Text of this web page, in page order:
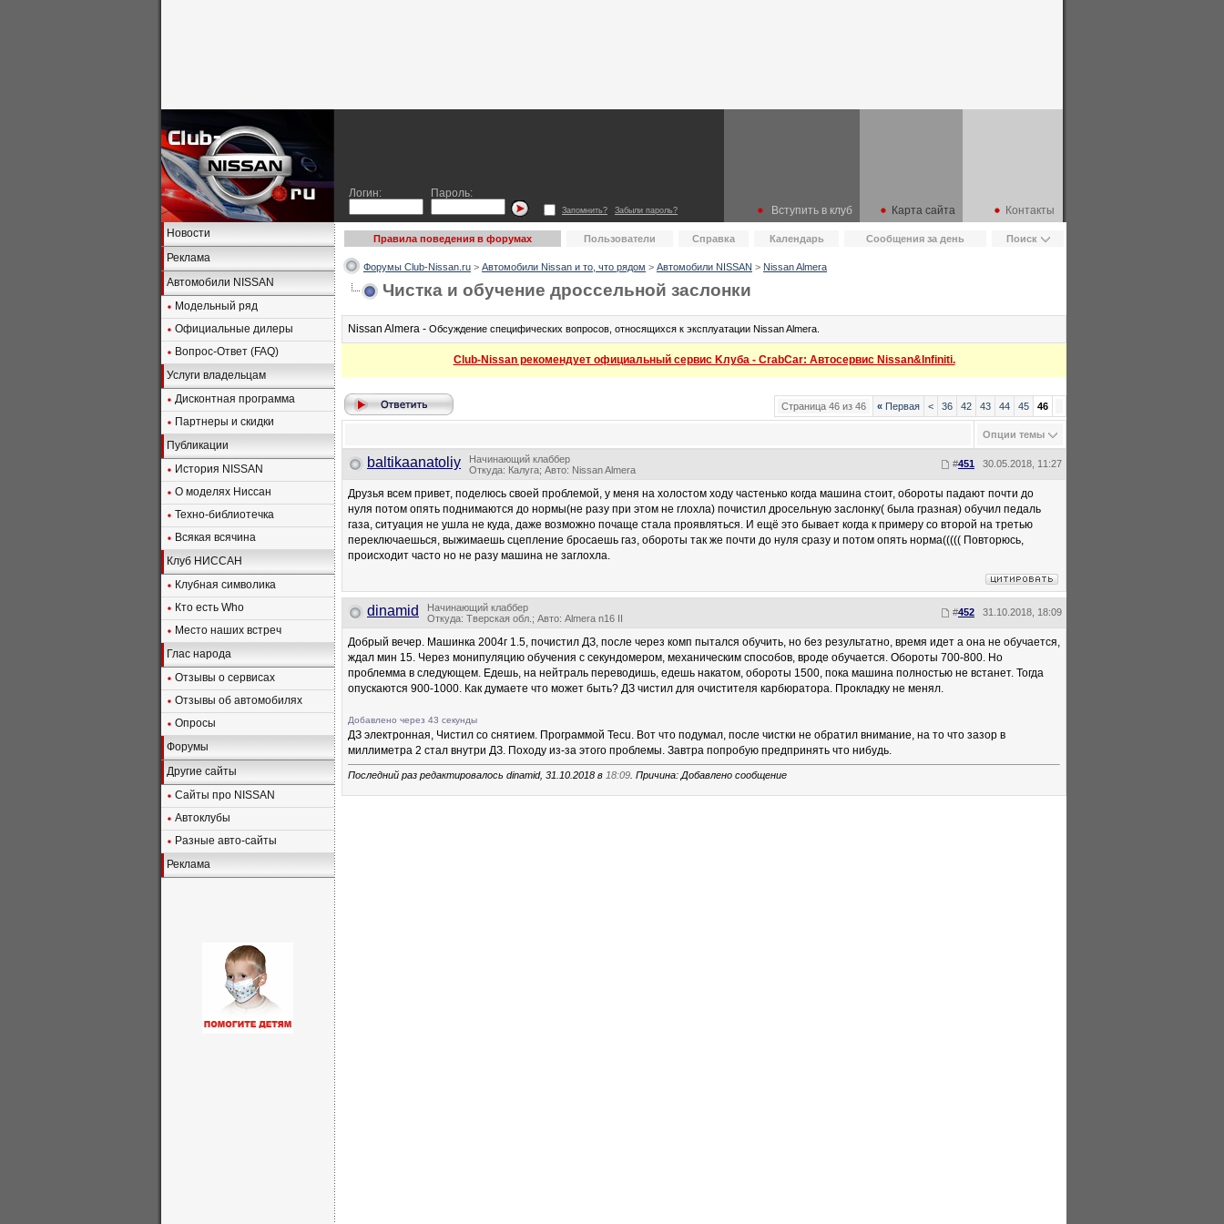
Логин: Пароль:
Запомнить? Забыли пароль? Вступить в клуб Карта сайта
Контакты
Новости
Реклама
Автомобили NISSAN
Модельный ряд
Официальные дилеры
Вопрос-Ответ (FAQ)
Услуги владельцам
Дисконтная программа
Партнеры и скидки
Публикации
История NISSAN
О моделях Ниссан
Техно-библиотечка
Всякая всячина
Клуб НИССАН
Клубная символика
Кто есть Who
Место наших встреч
Глас народа
Отзывы о сервисах
Отзывы об автомобилях
Опросы
Форумы
Другие сайты
Сайты про NISSAN
Автоклубы
Разные авто-сайты
Реклама
Правила поведения в форумах Пользователи Справка Календарь Сообщения за день Поиск
Форумы Club-Nissan.ru > Автомобили Nissan и то, что рядом > Автомобили NISSAN > Nissan Almera
Чистка и обучение дроссельной заслонки
Nissan Almera - Обсуждение специфических вопросов, относящихся к эксплуатации Nissan Almera.
Club-Nissan рекомендует официальный сервис Kлуба - CrabCar: Автосервис Nissan&Infiniti.
Страница 46 из 46 « Первая < 36 42 43 44 45 46
Опции темы
baltikaanatoliy
Начинающий клаббер
Откуда: Калуга; Авто: Nissan Almera
#451 30.05.2018, 11:27
Друзья всем привет, поделюсь своей проблемой, у меня на холостом ходу частенько когда машина стоит, обороты падают почти до
нуля потом опять поднимаются до нормы(не разу при этом не глохла) почистил дросельную заслонку( была гразная) обучил педаль
газа, ситуация не ушла не куда, даже возможно почаще стала проявляться. И ещё это бывает когда к примеру со второй на третью
переключаешься, выжимаешь сцепление бросаешь газ, обороты так же почти до нуля сразу и потом опять норма((((( Повторюсь,
происходит часто но не разу машина не заглохла.
dinamid
Начинающий клаббер
Откуда: Тверская обл.; Авто: Almera n16 II
#452 31.10.2018, 18:09
Добрый вечер. Машинка 2004г 1.5, почистил ДЗ, после через комп пытался обучить, но без результатно, время идет а она не обучается,
ждал мин 15. Через монипуляцию обучения с секундомером, механическим способов, вроде обучается. Обороты 700-800. Но
проблемма в следующем. Едешь, на нейтраль переводишь, едешь накатом, обороты 1500, пока машина полностью не встанет. Тогда
опускаются 900-1000. Как думаете что может быть? ДЗ чистил для очистителя карбюратора. Прокладку не менял.
Добавлено через 43 секунды
ДЗ электронная, Чистил со снятием. Программой Tecu. Вот что подумал, после чистки не обратил внимание, на то что зазор в
миллиметра 2 стал внутри ДЗ. Походу из-за этого проблемы. Завтра попробую предпринять что нибудь.
Последний раз редактировалось dinamid, 31.10.2018 в 18:09 . Причина: Добавлено сообщение